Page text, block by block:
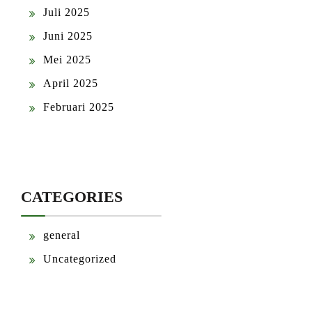
Juli 2025
Juni 2025
Mei 2025
April 2025
Februari 2025
CATEGORIES
general
Uncategorized